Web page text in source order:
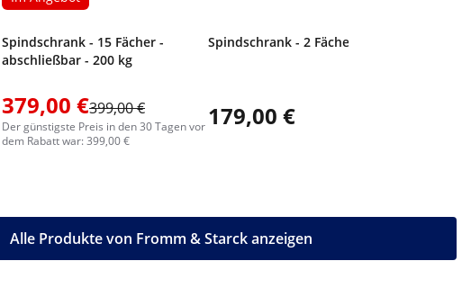
Spindschrank - 15 Fächer -
abschließbar - 200 kg
379,00 €399,00 €
Der günstigste Preis in den 30 Tagen vor
dem Rabatt war: 399,00 €
Spindschrank - 2 Fächer - grau
179,00 €
Alle Produkte von Fromm & Starck anzeigen